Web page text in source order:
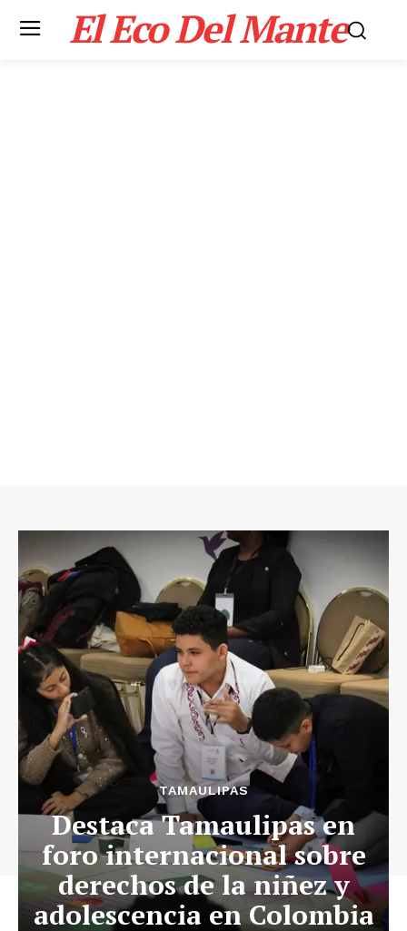
El Eco Del Mante
TAMAULIPAS
Destaca Tamaulipas en
foro internacional sobre
derechos de la niñez y
adolescencia en Colombia